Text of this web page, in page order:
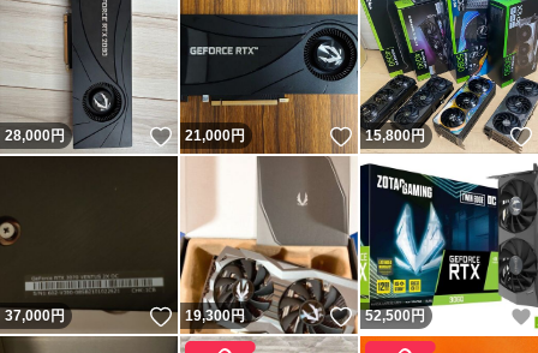
28,000 円 いいね！
21,000円 いいね！
15,800円
37,000円 いいね！
19,300円 いいね！
52,500 円